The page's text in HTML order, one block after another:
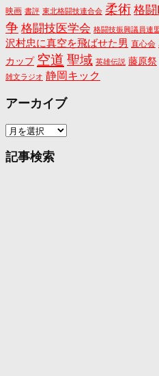
映画 書評 東北格闘技連合会 柔術 格
争 格闘技医学会 格闘技振興議員連
沢村忠に真空を飛ばせた男 直心会
カップ 空道 聖域 英雄伝説 藤原祭
雑文ラジオ 静岡キック
アーカイブ
ア
カ
記事検索